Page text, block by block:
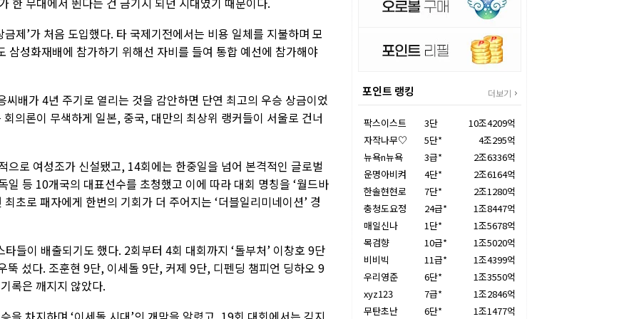
제’가 처음 도입했다. 타 국제기전에서는 비용 일체를 지불하며 모
삼성화재배에 참가하기 위해선 자비를 들여 통합 예선에 참가해야
배가 4년 주기로 열리는 것을 감안하면 단연 최고의 우승 상금이었
의론이 무색하게 일본, 중국, 대만의 최상위 랭커들이 서울로 건너
으로 여성조가 신설됐고, 14회에는 한중일을 넘어 본격적인 글로벌
등 10개국의 대표선수를 초청했고 이에 따라 대회 명칭을 ‘월드바
초로 패자에게 한번의 기회가 더 주어지는 ‘더블일리미네이션’ 경
들이 배출되기도 했다. 2회부터 4회 대회까지 ‘돌부처’ 이창호 9단
뚝 섰다. 조훈현 9단, 이세돌 9단, 커제 9단, 디펜딩 챔피언 딩하오 9
록은 깨지지 않았다.
포인트 랭킹 더보기
팍스이스트 3단
10조4209억
자작나무♡
5단*
4조295억
뉴욕n뉴욕
3급*
2조6336억
운명아비켜
4단*
2조6164억
한솔현현로
7단*
2조1280억
충청도요정
24급*
1조8447억
매일신나
1단*
1조5678억
목검향
10급*
1조5020억
비비빅
11급*
1조4399억
우리영준
6단*
1조3550억
xyz123
7급*
1조2846억
무탄초난
6단* 1조1477억